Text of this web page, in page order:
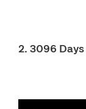
2. 3096